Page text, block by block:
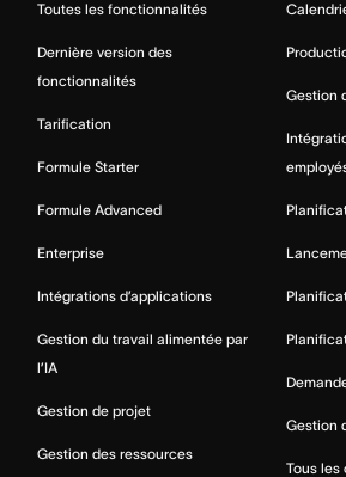
Toutes les fonctionnalités
Dernière version des
fonctionnalités
Tarification
Formule Starter
Formule Advanced
Enterprise
Intégrations d’applications
Gestion du travail alimentée par
l’IA
Gestion de projet
Gestion des ressources
Gestion
Gestion
Tous les